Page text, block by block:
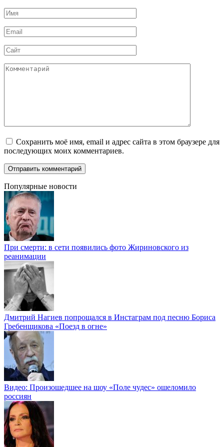
Имя
*
Email
*
Сайт
Комментарий
Сохранить моё имя, email и адрес сайта в этом браузере для
последующих моих комментариев.
Популярные новости
При смерти: в сети появились фото Жириновского из
реанимации
Дмитрий Нагиев попрощался в Инстаграм под песню Бориса
Гребенщикова «Поезд в огне»
Видео: Произошедшее на шоу «Поле чудес» ошеломило
россиян